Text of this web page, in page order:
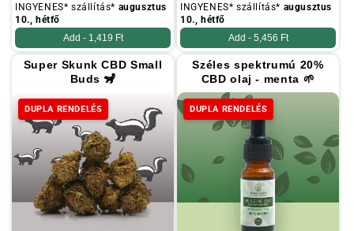
INGYENES* szállítás* augusztus
10., hétfő
Add - 1,419 Ft
INGYENES* szállítás* augusztus
10., hétfő
Add - 5,456 Ft
Super Skunk CBD Small
Buds 🦨
DUPLA RENDELÉS
Széles spektrumú 20%
CBD olaj - menta 🌱
DUPLA RENDELÉS